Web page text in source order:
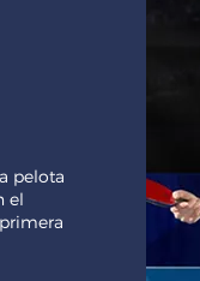
pelota
el